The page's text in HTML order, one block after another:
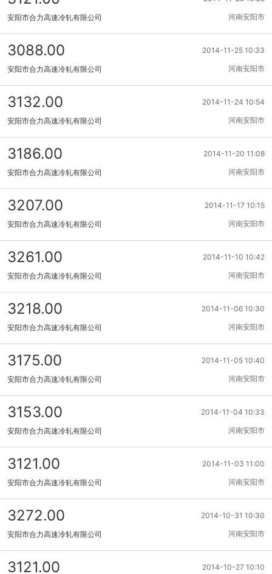
河南安阳市
安阳市合力高速冷轧有限公司
2014-11-25 10:33
3088.00
河南安阳市
安阳市合力高速冷轧有限公司
2014-11-24 10:54
3132.00
河南安阳市
安阳市合力高速冷轧有限公司
2014-11-20 11:08
3186.00
河南安阳市
安阳市合力高速冷轧有限公司
2014-11-17 10:15
3207.00
河南安阳市
安阳市合力高速冷轧有限公司
2014-11-10 10:42
3261.00
河南安阳市
安阳市合力高速冷轧有限公司
2014-11-06 10:30
3218.00
河南安阳市
安阳市合力高速冷轧有限公司
2014-11-05 10:40
3175.00
河南安阳市
安阳市合力高速冷轧有限公司
2014-11-04 10:33
3153.00
河南安阳市
安阳市合力高速冷轧有限公司
2014-11-03 11:00
3121.00
河南安阳市
安阳市合力高速冷轧有限公司
2014-10-31 10:30
3272.00
河南安阳市
安阳市合力高速冷轧有限公司
2014-10-27 10:10
3121.00